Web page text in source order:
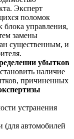
Эксперт
поломок
блока управления,
замены
существенным, и
убытков
наличие
причиненных
устранения
(для автомобилей